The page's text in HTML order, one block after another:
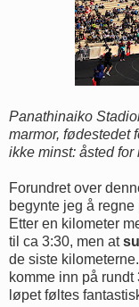
Panathinaiko
marmor, fødestedet
ikke minst: åsted for
Forundret over
begynte jeg å
Etter en kilometer
til ca 3:30, men at
de siste
komme inn på rundt
løpet føltes